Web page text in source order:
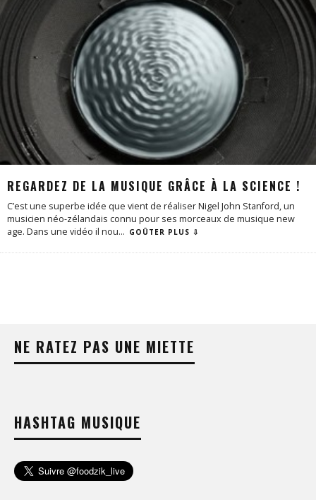
REGARDEZ DE LA MUSIQUE GRÂCE À LA SCIENCE !
C’est une superbe idée que vient de réaliser Nigel John Stanford, un
musicien néo-zélandais connu pour ses morceaux de musique new
age. Dans une vidéo il nou... GOÛTER PLUS ⇩
NE RATEZ PAS UNE MIETTE
HASHTAG MUSIQUE